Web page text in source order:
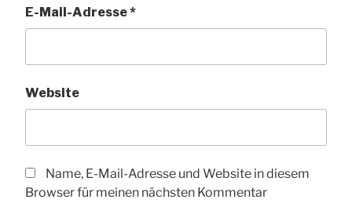
E-Mail-Adresse*
Website
Name, E-Mail-Adresse und Website in diesem
Browser für meinen nächsten Kommentar